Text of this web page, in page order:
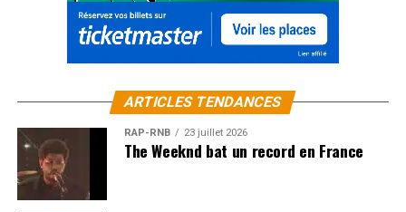
ARTICLES TENDANCES
RAP-RNB 23 juillet 2026
The Weeknd bat un record en France